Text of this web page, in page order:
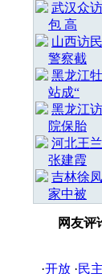
武汉众
包 高
山西访
警察截
黑龙江
站成“
黑龙江
院保胎
河北王
张建霞
吉林徐
家中被
网友评
·开放·民